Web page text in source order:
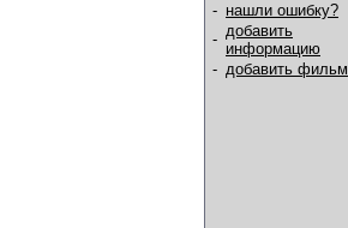
- нашли ошибку?
- добавить
информацию
- добавить фильм